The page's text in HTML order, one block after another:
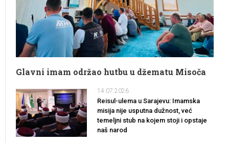
Glavni imam održao hutbu u džematu Misoča
14.07.2026
Reisul-ulema u Sarajevu: Imamska
misija nije usputna dužnost, već
temeljni stub na kojem stoji i opstaje
naš narod